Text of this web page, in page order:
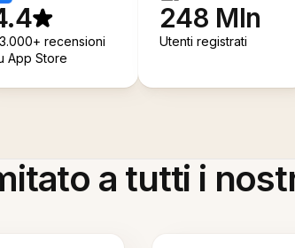
recensioni
App Store
248 Mln
Utenti registrati
a tutti i